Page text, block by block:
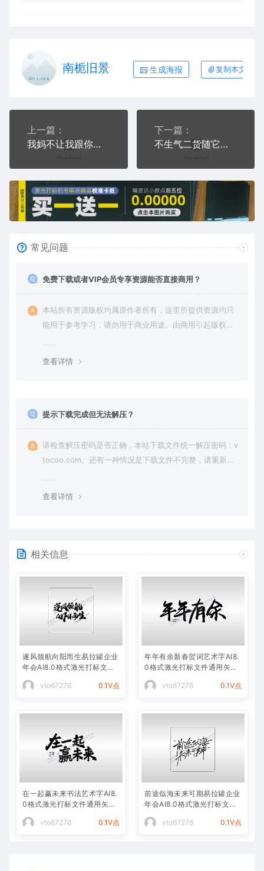
南栀旧景 生成海报 复制本文链接
上一篇：
我妈不让我跟你玩手机壳网络红图AI8.0格式激光打标文件通用矢量图
下一篇：
不生气二货随它去手机壳网络红图AI8.0格式激光打标文件通用矢量图
常见问题
免费下载或者VIP会员专享资源能否直接商用？
本站所有资源版权均属原作者所有，这里所提供资源均只
能用于参考学习，请勿用于商业用途。由商用引起版权纠
查看详情
提示下载完成但无法解压？
请检查解压密码是否正确，本站下载文件统一解压密码：v
tocoo.com。还有一种情况是下载文件不完整，请重新下
查看详情
相关信息
遂风领航向阳而生易拉罐企业
年会AI8.0格式激光打标文件
vto67276
0.1V点
年年有余新春贺词艺术字AI8.
0格式激光打标文件通用矢量
vto67276
0.1V点
在一起赢未来书法艺术字AI8.
0格式激光打标文件通用矢量
vto67276
0.1V点
前途似海未来可期易拉罐企业
年会AI8.0格式激光打标文件
vto67276
0.1V点